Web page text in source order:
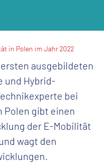
in Polen im Jahr 2022
ausgebildeten
und Hybrid-
bei
Polen gibt einen
der E-Mobilität
wagt den